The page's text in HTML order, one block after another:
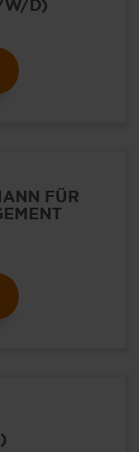
W/D)
FÜR